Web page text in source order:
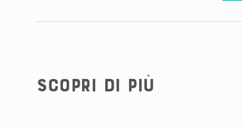
Scopri di più